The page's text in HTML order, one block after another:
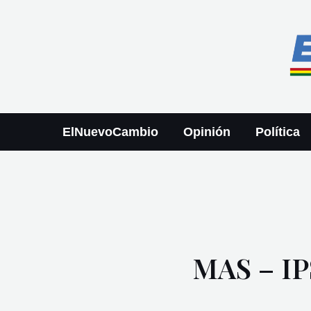
ElNuevoCambio Opinión Política
MAS –